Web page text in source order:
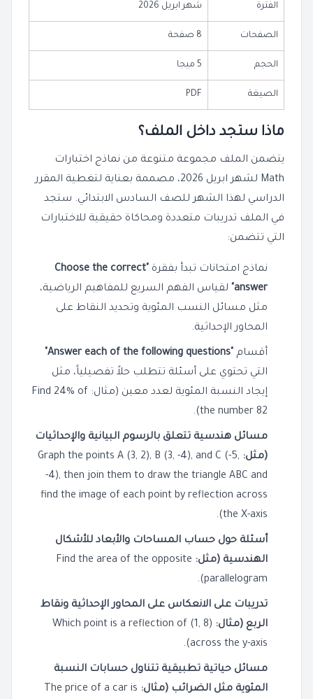
الفترة شهر ابريل 2026
الصفحات 8 صفحة
الحجم 5 ميجا
الصيغة PDF
ماذا ستجد داخل الملف؟
يتضمن الملف مجموعة متنوعة من نماذج اختبارات
Math لشهر ابريل 2026، مصممة بعناية لتغطية المقرر
الدراسي لهذا الشهر للصف السادس الابتدائي. ستجد
في الملف تدريبات متعددة ومحاكاة حقيقية للاختبارات
التي تتضمن:
نماذج امتحانات تبدأ بفقرة "Choose the correct
answer" لقياس الفهم السريع للمفاهيم الرياضية،
مثل مسائل النسب المئوية وتحديد النقاط على
المحاور الإحداثية.
أقسام "Answer each of the following questions"
التي تحتوي على أسئلة تتطلب حلاً تفصيلياً، مثل
إيجاد النسبة المئوية لعدد معين (مثال: Find 24% of
the number 82).
مسائل هندسية تتعلق بالرسوم البيانية والإحداثيات
(مثل: Graph the points A (3, 2), B (3, -4), and C (-5,
-4), then join them to draw the triangle ABC and
find the image of each point by reflection across
the X-axis).
أسئلة حول حساب المساحات والأبعاد للأشكال
الهندسية (مثل: Find the area of the opposite
parallelogram).
تدريبات على الانعكاس على المحاور الإحداثية ونقاط
الربع (مثال: Which point is a reflection of (1, 8)
across the y-axis).
مسائل حياتية تطبيقية تتناول حسابات النسبة
المئوية مثل الضرائب (مثال: The price of a car is